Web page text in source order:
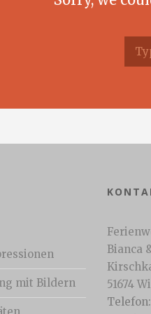
mit Bildern
Bianca
51674
Telefon: